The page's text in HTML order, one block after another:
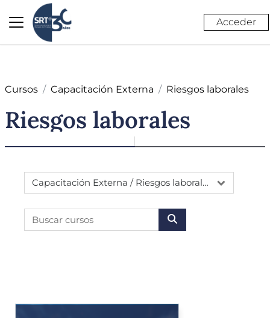
Salta al contenido principal
Panel lateral
Acceder
Cursos Capacitación Externa Riesgos laborales
Riesgos laborales
Categorías
Buscar cursos
BUSCAR CURSOS